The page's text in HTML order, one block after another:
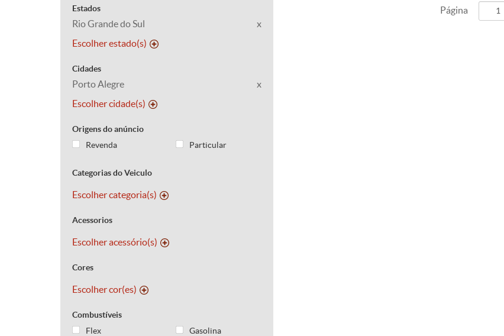
Estados
Rio Grande do Sul
x
Escolher estado(s)
Cidades
Porto Alegre
x
Escolher cidade(s)
Origens do anúncio
Revenda
Particular
Categorias do Veiculo
Escolher categoria(s)
Acessorios
Escolher acessório(s)
Cores
Escolher cor(es)
Combustíveis
Flex
Gasolina
Página